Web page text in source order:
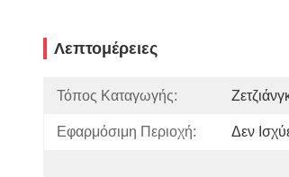
Λεπτομέρειες
Τόπος Καταγωγής:
Εφαρμόσιμη Περιοχή: Δεν